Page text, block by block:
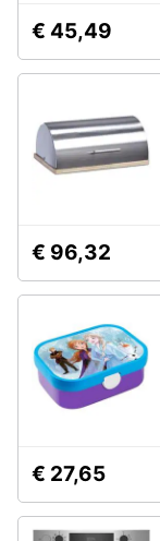
€ 45,49
€ 96,32
€ 27,65